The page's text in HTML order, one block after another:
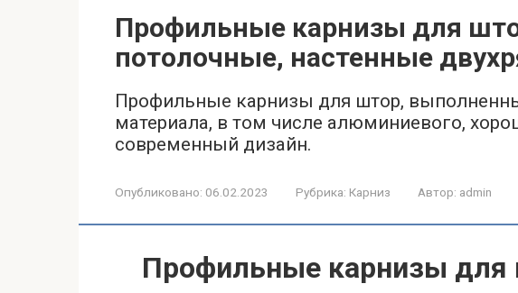
Профильные карнизы для
потолочные, настенные
Профильные карнизы для штор,
материала, в том числе алюминиевого,
современный дизайн.
Опубликовано: 06.02.2023 Рубрика: Карниз Автор: admin
Профильные карнизы для